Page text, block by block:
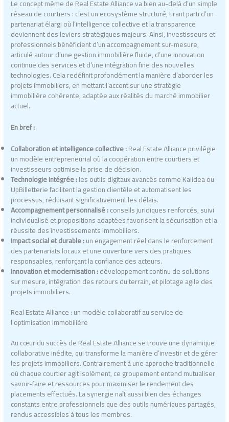
Le concept même de Real Estate Alliance va bien au-delà d’un simple
réseau de courtiers : c’est un ecosystème structuré, tirant parti d’un
partenariat élargi où l’intelligence collective et la transparence
deviennent des leviers stratégiques majeurs. Ainsi, investisseurs et
professionnels bénéficient d’un accompagnement sur-mesure,
articulé autour d’une gestion immobilière fluide, d’une innovation
continue des services et d’une intégration fine des nouvelles
technologies. Cela redéfinit profondément la manière d’aborder les
projets immobiliers, en mettant l’accent sur une stratégie
immobilière cohérente, adaptée aux réalités du marché immobilier
actuel.
En bref :
Collaboration et intelligence collective :Real Estate Alliance privilégie
un modèle entrepreneurial où la coopération entre courtiers et
investisseurs optimise la prise de décision.
Technologie intégrée :les outils digitaux avancés comme Kalidea ou
UpBilletterie facilitent la gestion clientèle et automatisent les
processus, réduisant significativement les délais.
Accompagnement personnalisé :conseils juridiques renforcés, suivi
individualisé et propositions adaptées favorisent la sécurisation et la
réussite des investissements immobiliers.
Impact social et durable :un engagement réel dans le renforcement
des partenariats locaux et une ouverture vers des pratiques
responsables, renforçant la confiance des acteurs.
Innovation et modernisation :développement continu de solutions
sur mesure, intégration des retours du terrain, et pilotage agile des
projets immobiliers.
Real Estate Alliance : un modèle collaboratif au service de
l’optimisation immobilière
Au cœur du succès de Real Estate Alliance se trouve une dynamique
collaborative inédite, qui transforme la manière d’investir et de gérer
les projets immobiliers. Contrairement à une approche traditionnelle
où chaque courtier agit isolément, ce groupement entend mutualiser
savoir-faire et ressources pour maximiser le rendement des
placements effectués. La synergie naît aussi bien des échanges
constants entre professionnels que des outils numériques partagés,
rendus accessibles à tous les membres.